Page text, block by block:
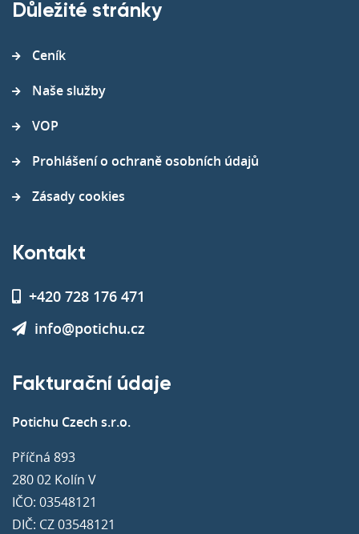
Důležité stránky
Ceník
Naše služby
VOP
Prohlášení o ochraně osobních údajů
Zásady cookies
Kontakt
+420 728 176 471
info@potichu.cz
Fakturační údaje
Potichu Czech s.r.o.
Příčná 893
280 02 Kolín V
IČO: 03548121
DIČ: CZ 03548121